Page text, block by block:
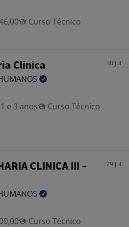
Curso Técnico
Clinica 30 jul
e 3 anos
Curso Técnico
CLINICA III -
29 jul
Curso Técnico